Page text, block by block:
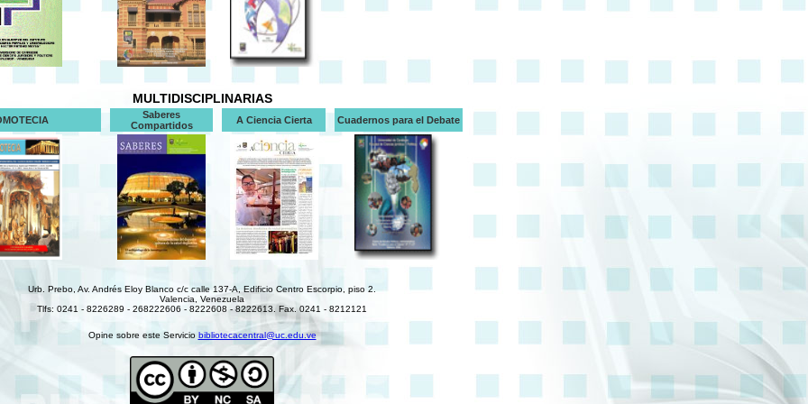
MULTIDISCIPLINARIAS
Saberes
Compartidos
A Ciencia Cierta Cuadernos para el Debate
Urb. Prebo, Av. Andrés Eloy Blanco c/c calle 137-A, Edificio Centro Escorpio, piso 2.
Valencia, Venezuela
Tlfs: 0241 - 8226289 - 268222606 - 8222608 - 8222613. Fax. 0241 - 8212121
Opine sobre este Servicio bibliotecacentral@uc.edu.ve